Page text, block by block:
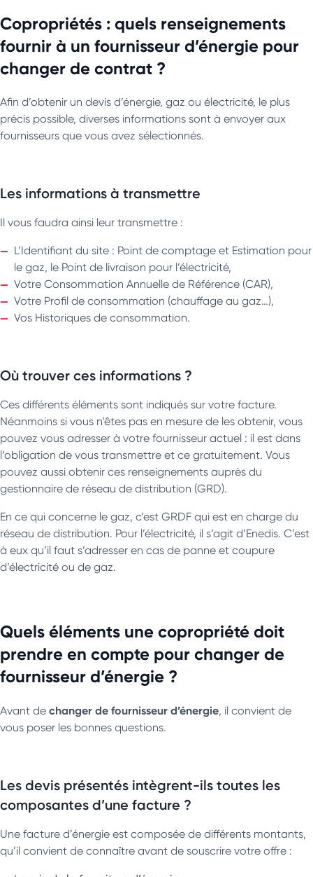
Copropriétés : quels renseignements
fournir à un fournisseur d’énergie pour
changer de contrat ?
Afin d’obtenir un devis d’énergie, gaz ou électricité, le plus
précis possible, diverses informations sont à envoyer aux
fournisseurs que vous avez sélectionnés.
Les informations à transmettre
Il vous faudra ainsi leur transmettre :
L’Identifiant du site : Point de comptage et Estimation pour
le gaz, le Point de livraison pour l’électricité,
Votre Consommation Annuelle de Référence (CAR),
Votre Profil de consommation (chauffage au gaz…),
Vos Historiques de consommation.
Où trouver ces informations ?
Ces différents éléments sont indiqués sur votre facture.
Néanmoins si vous n’êtes pas en mesure de les obtenir, vous
pouvez vous adresser à votre fournisseur actuel : il est dans
l’obligation de vous transmettre et ce gratuitement. Vous
pouvez aussi obtenir ces renseignements auprès du
gestionnaire de réseau de distribution (GRD).
En ce qui concerne le gaz, c’est GRDF qui est en charge du
réseau de distribution. Pour l’électricité, il s’agit d’Enedis. C’est
à eux qu’il faut s’adresser en cas de panne et coupure
d’électricité ou de gaz.
Quels éléments une copropriété doit
prendre en compte pour changer de
fournisseur d’énergie ?
Avant de changer de fournisseur d’énergie, il convient de
vous poser les bonnes questions.
Les devis présentés intègrent-ils toutes les
composantes d’une facture ?
Une facture d’énergie est composée de différents montants,
qu’il convient de connaître avant de souscrire votre offre :